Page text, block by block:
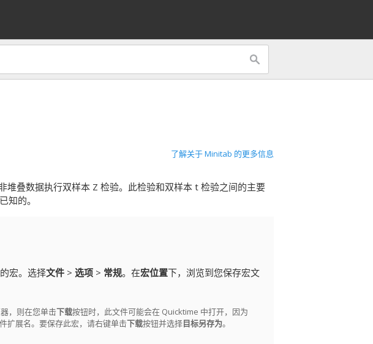
了解关于 Minitab 的更多信息
堆叠数据执行双样本 Z 检验。此检验和双样本 t 检验之间的主要
知的。
宏。选择文件 > 选项 > 常规。在宏位置下，浏览到您保存宏文
，则在您单击下载按钮时，此文件可能会在 Quicktime 中打开，因为
扩展名。要保存此宏，请右键单击下载按钮并选择目标另存为。